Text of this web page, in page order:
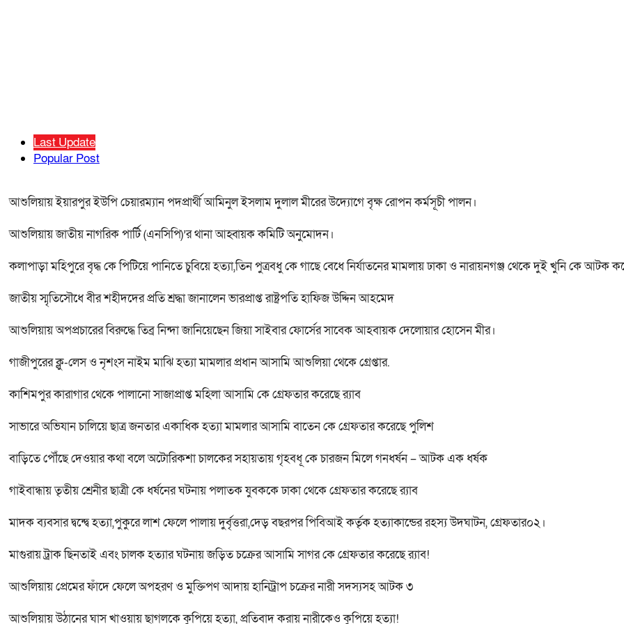
Last Update
Popular Post
আশুলিয়ায় ইয়ারপুর ইউপি চেয়ারম্যান পদপ্রার্থী আমিনুল ইসলাম দুলাল মীরের উদ্যোগে বৃক্ষ রোপন কর্মসূচী পালন।
আশুলিয়ায় জাতীয় নাগরিক পার্টি (এনসিপি)’র থানা আহ্বায়ক কমিটি অনুমোদন।
কলাপাড়া মহিপুরে বৃদ্ধ কে পিটিয়ে পানিতে চুবিয়ে হত্যা,তিন পুত্রবধু কে গাছে বেধে নির্যাতনের মামলায় ঢাকা ও নারায়নগঞ্জ থেকে দুই খুনি কে আটক
জাতীয় স্মৃতিসৌধে বীর শহীদদের প্রতি শ্রদ্ধা জানালেন ভারপ্রাপ্ত রাষ্ট্রপতি হাফিজ উদ্দিন আহমেদ
আশুলিয়ায় অপপ্রচারের বিরুদ্ধে তিব্র নিন্দা জানিয়েছেন জিয়া সাইবার ফোর্সের সাবেক আহবায়ক দেলোয়ার হোসেন মীর।
গাজীপুরের ক্লু-লেস ও নৃশংস নাইম মাঝি হত্যা মামলার প্রধান আসামি আশুলিয়া থেকে গ্রেপ্তার.
কাশিমপুর কারাগার থেকে পালানো সাজাপ্রাপ্ত মহিলা আসামি কে গ্রেফতার করেছে র‍্যাব
সাভারে অভিযান চালিয়ে ছাত্র জনতার একাধিক হত্যা মামলার আসামি বাতেন কে গ্রেফতার করেছে পুলিশ
বাড়িতে পৌঁছে দেওয়ার কথা বলে অটোরিকশা চালকের সহায়তায় গৃহবধূ কে চারজন মিলে গনধর্ষন – আটক এক ধর্ষক
গাইবান্ধায় তৃতীয় শ্রেনীর ছাত্রী কে ধর্ষনের ঘটনায় পলাতক যুবককে ঢাকা থেকে গ্রেফতার করেছে র‍্যাব
মাদক ব্যবসার দ্বন্দ্বে হত্যা,পুকুরে লাশ ফেলে পালায় দুর্বৃত্তরা,দেড় বছরপর পিবিআই কর্তৃক হত্যাকান্ডের রহস্য উদঘাটন, গ্রেফতার০২।
মাগুরায় ট্রাক ছিনতাই এবং চালক হত্যার ঘটনায় জড়িত চক্রের আসামি সাগর কে গ্রেফতার করেছে র‍্যাব!
আশুলিয়ায় প্রেমের ফাঁদে ফেলে অপহরণ ও মুক্তিপণ আদায় হানিট্রাপ চক্রের নারী সদস্যসহ আটক ৩
আশুলিয়ায় উঠানের ঘাস খাওয়ায় ছাগলকে কুপিয়ে হত্যা, প্রতিবাদ করায় নারীকেও কুপিয়ে হত্যা!